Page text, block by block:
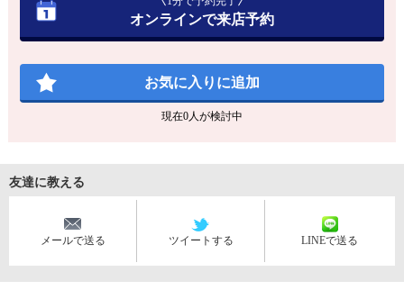
オンラインで来店予約
お気に入りに追加
現在0人が検討中
友達に教える
メールで送る ツイートする LINEで送る